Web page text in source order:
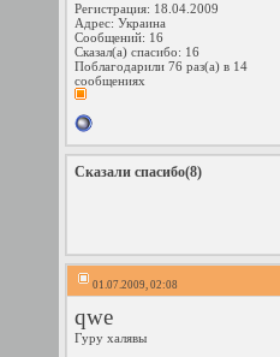
Регистрация: 18.04.2009
Адрес: Украина
Сообщений: 16
Сказал(а) спасибо: 16
Поблагодарили 76 раз(а) в 14
сообщениях
Сказали спасибо(8)
01.07.2009, 02:08
qwe
Гуру халявы